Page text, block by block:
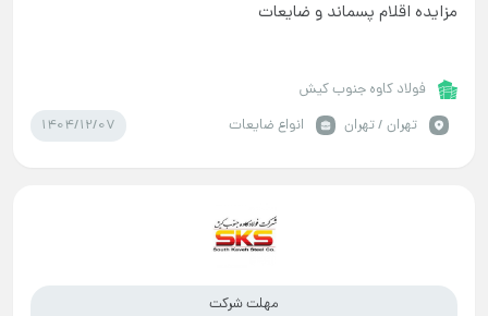
مزایده اقلام پسماند و ضایعات
فولاد کاوه جنوب کیش
تهران / تهران
انواع ضایعات 1404/12/07
مهلت شرکت